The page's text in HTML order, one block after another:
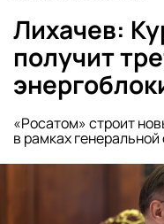
Лихачев:
получит
«Росатом» строит
в рамках